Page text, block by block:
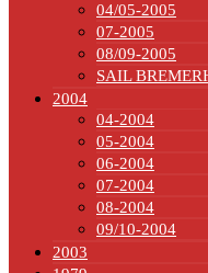
04/05-2005
07-2005
08/09-2005
SAIL
2004
04-2004
05-2004
06-2004
07-2004
08-2004
09/10-2004
2003